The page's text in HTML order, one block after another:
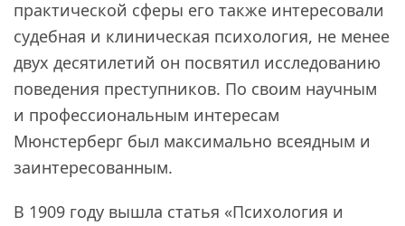
практической сферы его также интересовали
судебная и клиническая психология, не менее
двух десятилетий он посвятил исследованию
поведения преступников. По своим научным
и профессиональным интересам
Мюнстерберг был максимально всеядным и
заинтересованным.
В 1909 году вышла статья «Психология и